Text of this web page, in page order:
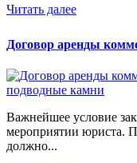
Читать далее
Договор аренды
Важнейшее условие
мероприятии юриста.
должно...